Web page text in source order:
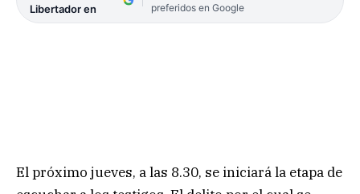
Libertador en
preferidos en Google
El próximo jueves, a las 8.30, se iniciará la etapa de